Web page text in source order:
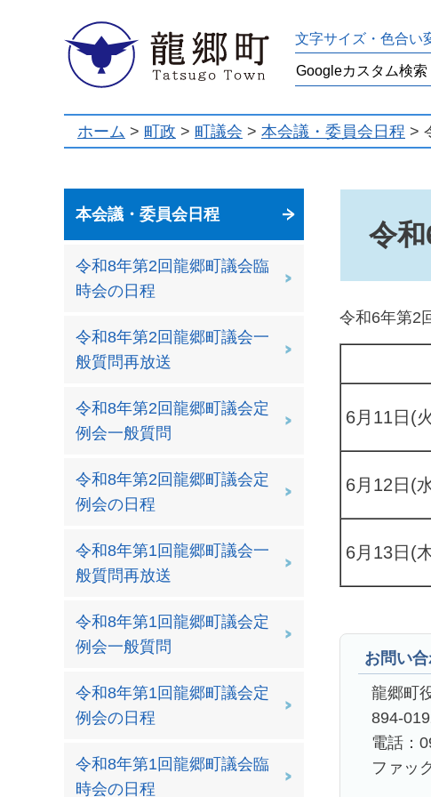
龍郷町 文字サイズ・色合い
ホーム > 町政 > 町議会 > 本会議・委員会日程 >
本会議・委員会日程
令和8年第2回龍郷町議会臨
時会の日程
令和8年第2回龍郷町議会一
般質問再放送
令和8年第2回龍郷町議会定
例会一般質問
令和8年第2回龍郷町議会定
例会の日程
令和8年第1回龍郷町議会一
般質問再放送
令和8年第1回龍郷町議会定
例会一般質問
令和8年第1回龍郷町議会定
例会の日程
令和8年第1回龍郷町議会臨
時会の日程
令
令和6年第2
6月11日(
6月12日(
6月13日(
お問い
龍郷町
894-
電話：
ファッ